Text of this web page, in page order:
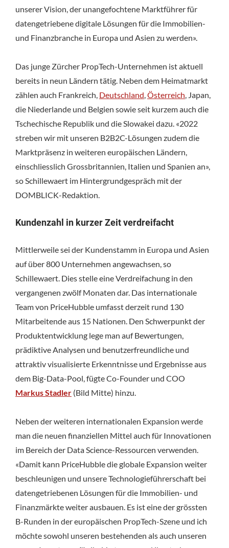
unserer Vision, der unangefochtene Marktführer für
datengetriebene digitale Lösungen für die Immobilien-
und Finanzbranche in Europa und Asien zu werden».
Das junge Zürcher PropTech-Unternehmen ist aktuell
bereits in neun Ländern tätig. Neben dem Heimatmarkt
zählen auch Frankreich, Deutschland Österreich , Japan,
die Niederlande und Belgien sowie seit kurzem auch die
Tschechische Republik und die Slowakei dazu. «2022
streben wir mit unseren B2B2C-Lösungen zudem die
Marktpräsenz in weiteren europäischen Ländern,
einschliesslich Grossbritannien, Italien und Spanien an»,
so Schillewaert im Hintergrundgespräch mit der
DOMBLICK-Redaktion.
Kundenzahl in kurzer Zeit verdreifacht
Mittlerweile sei der Kundenstamm in Europa und Asien
auf über 800 Unternehmen angewachsen, so
Schillewaert. Dies stelle eine Verdreifachung in den
vergangenen zwölf Monaten dar. Das internationale
Team von PriceHubble umfasst derzeit rund 130
Mitarbeitende aus 15 Nationen. Den Schwerpunkt der
Produktentwicklung lege man auf Bewertungen,
prädiktive Analysen und benutzerfreundliche und
attraktiv visualisierte Erkenntnisse und Ergebnisse aus
dem Big-Data-Pool, fügte Co-Founder und COO
Markus Stadler (Bild Mitte) hinzu.
Neben der weiteren internationalen Expansion werde
man die neuen finanziellen Mittel auch für Innovationen
im Bereich der Data Science-Ressourcen verwenden.
«Damit kann PriceHubble die globale Expansion weiter
beschleunigen und unsere Technologieführerschaft bei
datengetriebenen Lösungen für die Immobilien- und
Finanzmärkte weiter ausbauen. Es ist eine der grössten
B-Runden in der europäischen PropTech-Szene und ich
möchte sowohl unseren bestehenden als auch unseren